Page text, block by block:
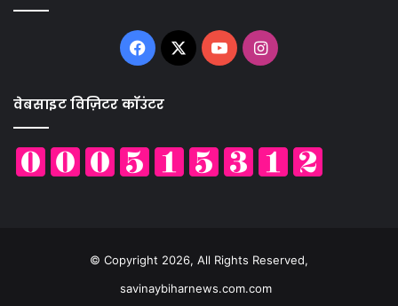
Facebook
X YouTubeInstagram
वेबसाइट विज़िटर कॉउंटर
© Copyright 2026, All Rights Reserved,
savinaybiharnews.com.com